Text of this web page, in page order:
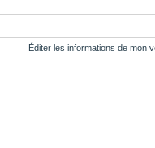
Éditer les informations de mon